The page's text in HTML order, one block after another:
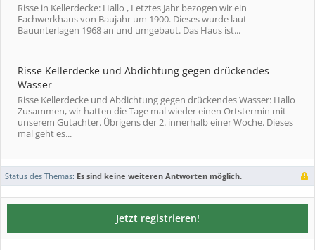
Risse in Kellerdecke: Hallo , Letztes Jahr bezogen wir ein
Fachwerkhaus von Baujahr um 1900. Dieses wurde laut
Bauunterlagen 1968 an und umgebaut. Das Haus ist...
Risse Kellerdecke und Abdichtung gegen drückendes
Wasser
Risse Kellerdecke und Abdichtung gegen drückendes Wasser: Hallo
Zusammen, wir hatten die Tage mal wieder einen Ortstermin mit
unserem Gutachter. Übrigens der 2. innerhalb einer Woche. Dieses
mal geht es...
Status des Themas: Es sind keine weiteren Antworten möglich.
Jetzt registrieren!